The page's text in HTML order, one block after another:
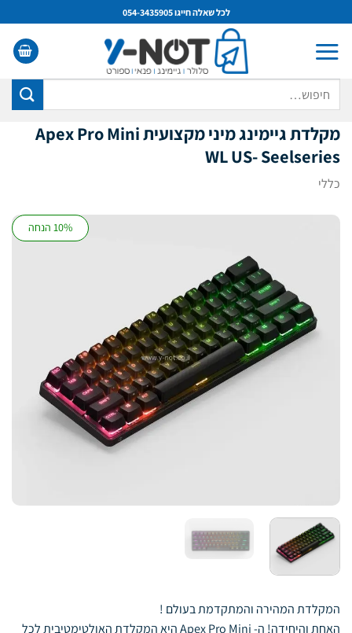
to
content
לכל שאלה חייגו 054-3435905
מקלדת גיימינג מיני מקצועית Apex Pro Mini
WL US- Seelseries
כללי
10% הנחה
המקלדת המהירה והמתקדמת בעולם !
האחת והיחידה! ה- Apex Pro Mini היא המקלדת האולטימטיבית לכל